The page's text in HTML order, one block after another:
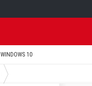
WINDOWS 10